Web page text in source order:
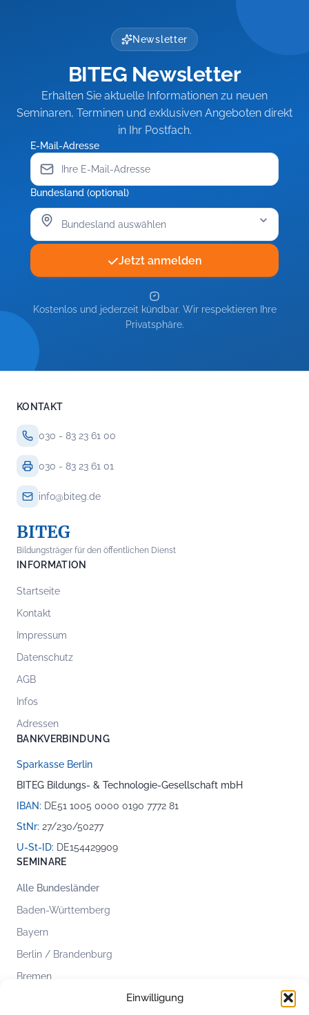
Einwilligung
Newsletter
BITEG Newsletter
Erhalten Sie aktuelle Informationen zu neuen
Seminaren, Terminen und exklusiven Angeboten direkt
in Ihr Postfach.
E-Mail-Adresse
Bundesland (optional)
Jetzt anmelden
Kostenlos und jederzeit kündbar. Wir respektieren Ihre
Privatsphäre.
KONTAKT
030 - 83 23 61 00
030 - 83 23 61 01
info@biteg.de
BITEG
Bildungsträger für den öffentlichen Dienst
INFORMATION
Startseite
Kontakt
Impressum
Datenschutz
AGB
Infos
Adressen
BANKVERBINDUNG
Sparkasse Berlin
BITEG Bildungs- & Technologie-Gesellschaft mbH
IBAN: DE51 1005 0000 0190 7772 81
StNr: 27/230/50277
U-St-ID: DE154429909
SEMINARE
Alle Bundesländer
Baden-Württemberg
Bayern
Berlin / Brandenburg
Bremen